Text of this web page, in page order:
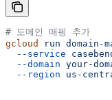
# 도메인 매핑 추가
gcloud
run domain-
  --service
  --domain
your-
  --region
us-